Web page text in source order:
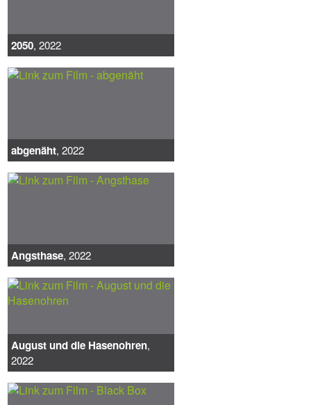
2050, 2022
abgenäht, 2022
Angsthase, 2022
August und die Hasenohren,
2022